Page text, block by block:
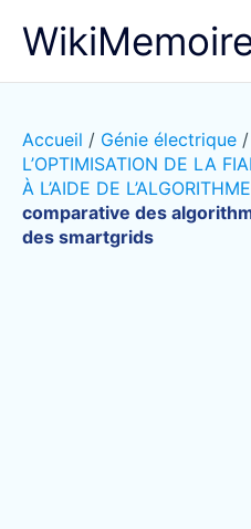
Accueil / Génie électrique /
L’OPTIMISATION DE LA
À L’AIDE DE
comparative des
des smartgrids